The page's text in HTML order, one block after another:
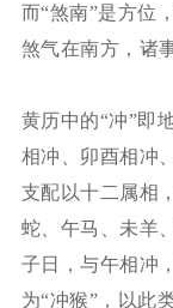
而“煞南”是方位
煞气在南方，诸
黄历中的“冲”即
相冲、卯酉相冲
支配以十二属相
蛇、午马、未羊
子日，与午相冲
为“冲猴”，以此